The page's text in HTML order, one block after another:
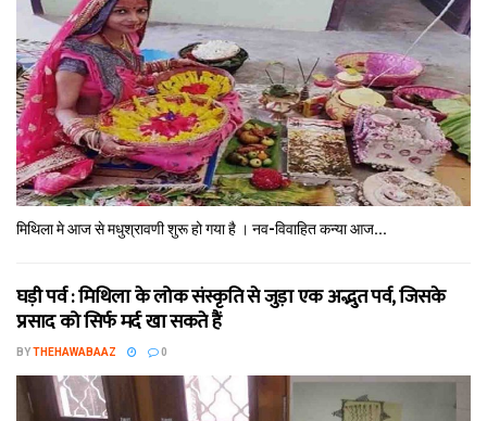
मिथि‍ला मे आज से मधुश्रावणी शुरू हो गया है । नव-विवाहित कन्‍या आज...
घड़ी पर्व : मिथि‍ला के लोक संस्कृति से जुड़ा एक अद्भुत पर्व, जिसके
प्रसाद को सिर्फ मर्द खा सकते हैं
BYTHEHAWABAAZ 0